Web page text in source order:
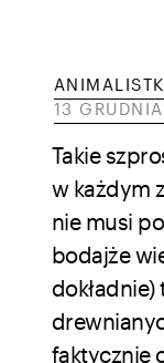
13
Takie
w każdym
nie musi
bodajże
dokładnie)
faktycznie